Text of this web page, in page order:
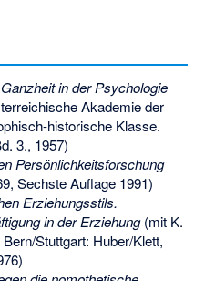
in der Psychologie
Akademie der
historische Klasse.
3., 1957)
Persönlichkeitsforschung
Sechste Auflage 1991)
Erziehungsstils.
in der Erziehung(mit K.
Stuttgart: Huber/Klett,